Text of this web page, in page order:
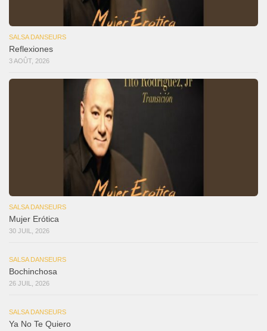
SALSA DANSEURS
Reflexiones
3 AOÛT, 2026
SALSA DANSEURS
Mujer Erótica
30 JUIL, 2026
SALSA DANSEURS
Bochinchosa
26 JUIL, 2026
SALSA DANSEURS
Ya No Te Quiero